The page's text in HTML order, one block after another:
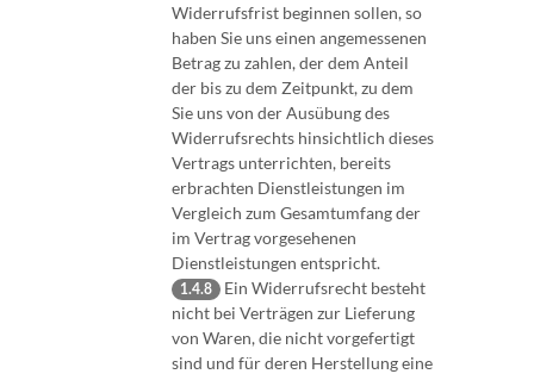
Widerrufsfrist beginnen sollen, so
haben Sie uns einen angemessenen
Betrag zu zahlen, der dem Anteil
der bis zu dem Zeitpunkt, zu dem
Sie uns von der Ausübung des
Widerrufsrechts hinsichtlich dieses
Vertrags unterrichten, bereits
erbrachten Dienstleistungen im
Vergleich zum Gesamtumfang der
im Vertrag vorgesehenen
Dienstleistungen entspricht.
1.4.8
Ein Widerrufsrecht besteht
nicht bei Verträgen zur Lieferung
von Waren, die nicht vorgefertigt
sind und für deren Herstellung eine